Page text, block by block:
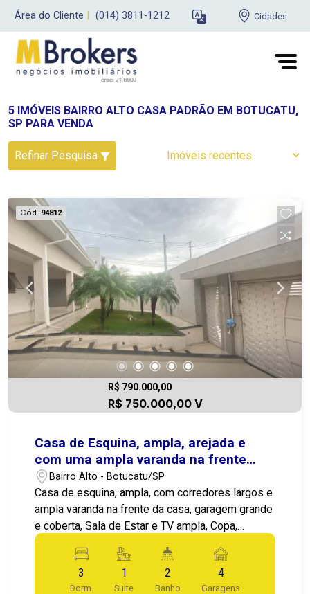
Área do Cliente (014) 3811-1212 Cidades
5 IMÓVEIS BAIRRO ALTO CASA PADRÃO EM BOTUCATU,
SP PARA VENDA
Refinar Pesquisa
Cód. 94812
R$ 790.000,00
R$ 750.000,00 V
Casa de Esquina, ampla, arejada e
com uma ampla varanda na frente
com jardim.
Bairro Alto - Botucatu/SP
Casa de esquina, ampla, com corredores largos e
ampla varanda na frente da casa, garagem grande
e coberta, Sala de Estar e TV ampla, Copa,
Cozinha, Lavanderia e quarto de despejo, 03
dormitórios sendo uma suíte, próximo ao ginásio
de esportes.
3
Dorm.
1
Suite
2
Banho
4
Garagens